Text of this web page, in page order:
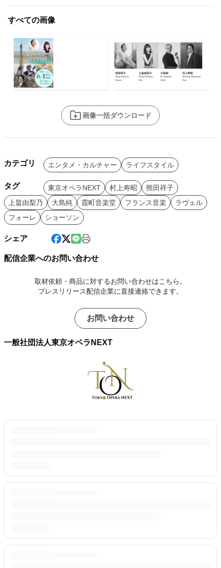
すべての画像
画像一括ダウンロード
カテゴリ エンタメ・カルチャー ライフスタイル
タグ 東京オペラNEXT 村上寿昭
熊田祥子
上畠由梨乃
大島純 霞町音楽堂 フランス音楽
ラヴェル
フォーレ
ショーソン
シェア
配信企業へのお問い合わせ
取材依頼・商品に対するお問い合わせはこちら。
プレスリリース配信企業に直接連絡できます。
お問い合わせ
一般社団法人東京オペラNEXT